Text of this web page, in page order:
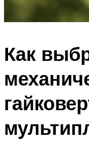
Как